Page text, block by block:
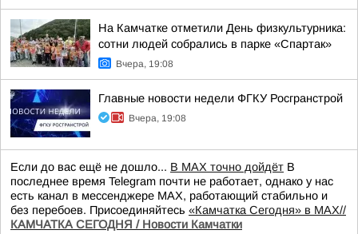
На Камчатке отметили День физкультурника:
сотни людей собрались в парке «Спартак»
Вчера, 19:08
Главные новости недели ФГКУ Росгранстрой
Вчера, 19:08
Если до вас ещё не дошло... В MAX точно дойдёт В
последнее время Telegram почти не работает, однако у нас
есть канал в мессенджере MAX, работающий стабильно и
без перебоев. Присоединяйтесь «Камчатка Сегодня» в MAX//
КАМЧАТКА СЕГОДНЯ / Новости Камчатки